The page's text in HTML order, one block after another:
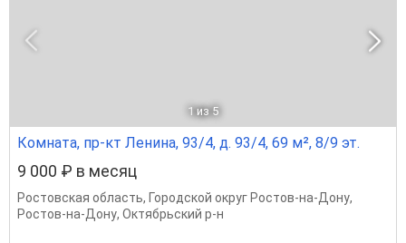
1 из 5
Комната, пр-кт Ленина, 93/4, д. 93/4, 69 м², 8/9 эт.
9 000 ₽ в месяц
Ростовская область, Городской округ Ростов-на-Дону,
Ростов-на-Дону, Октябрьский р-н